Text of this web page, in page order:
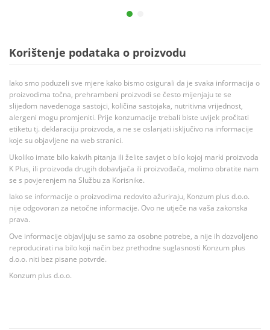
Korištenje podataka o proizvodu
Iako smo poduzeli sve mjere kako bismo osigurali da je svaka informacija o
proizvodima točna, prehrambeni proizvodi se često mijenjaju te se
slijedom navedenoga sastojci, količina sastojaka, nutritivna vrijednost,
alergeni mogu promjeniti. Prije konzumacije trebali biste uvijek pročitati
etiketu tj. deklaraciju proizvoda, a ne se oslanjati isključivo na informacije
koje su objavljene na web stranici.
Ukoliko imate bilo kakvih pitanja ili želite savjet o bilo kojoj marki proizvoda
K Plus, ili proizvoda drugih dobavljača ili proizvođača, molimo obratite nam
se s povjerenjem na Službu za Korisnike.
Iako se informacije o proizvodima redovito ažuriraju, Konzum plus d.o.o.
nije odgovoran za netočne informacije. Ovo ne utječe na vaša zakonska
prava.
Ove informacije objavljuju se samo za osobne potrebe, a nije ih dozvoljeno
reproducirati na bilo koji način bez prethodne suglasnosti Konzum plus
d.o.o. niti bez pisane potvrde.
Konzum plus d.o.o.